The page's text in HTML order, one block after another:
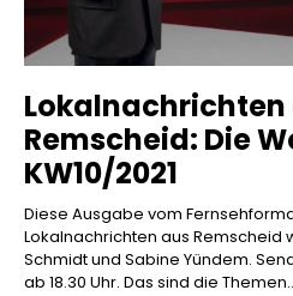
Lokalnachrichten
Remscheid: Die
KW10/2021
Diese Ausgabe vom
Lokalnachrichten aus Remscheid
Schmidt und Sabine Yündem.
ab 18.30 Uhr. Das sind die